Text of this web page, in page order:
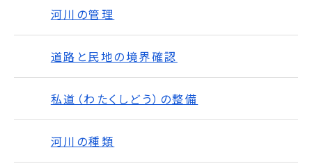
河川の管理
道路と民地の境界確認
私道（わたくしどう）の整備
河川の種類